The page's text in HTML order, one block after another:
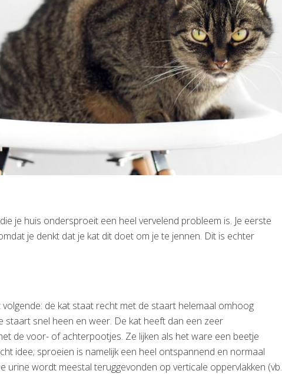
je huis ondersproeit een heel vervelend probleem is. Je eerste
je denkt dat je kat dit doet om je te jennen. Dit is echter
de kat staat recht met de staart helemaal omhoog
staart snel heen en weer. De kat heeft dan een zeer
de voor- of achterpootjes. Ze lijken als het ware een beetje
idee; sproeien is namelijk een heel ontspannend en normaal
urine wordt meestal teruggevonden op verticale oppervlakken (vb.